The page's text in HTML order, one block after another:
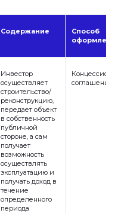
Содержание
Способ
Инвестор
осуществляет
строительство/
реконструкцию,
передает объект
в собственность
публичной
стороне, а сам
получает
возможность
осуществлять
эксплуатацию и
получать доход в
течение
определенного
периода
соглашение